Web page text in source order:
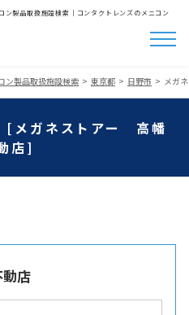
ン製品取扱施設検索│コンタクトレンズのメニコン
ン製品取扱施設検索 東京都 日野市 メガ
[メガネストアー 高幡
店]
店